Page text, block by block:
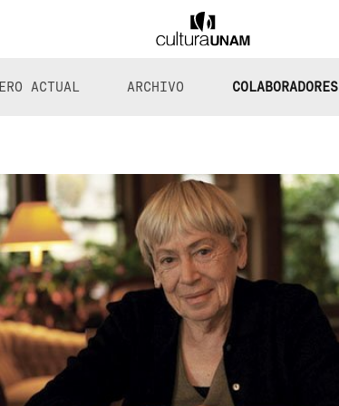
ACTUAL ARCHIVO COLABORADORES